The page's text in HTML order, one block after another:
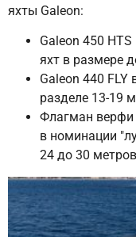
яхты Galeon:
Galeon 450
яхт в размере
Galeon 440 FLY
разделе 13-19
Флагман верфи
в номинации
24 до 30